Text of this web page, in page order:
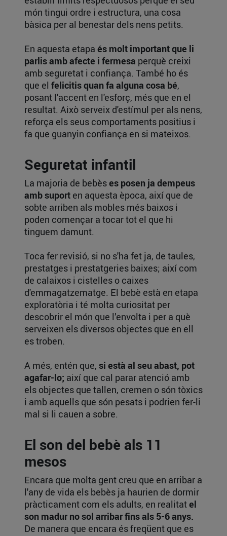
món tingui ordre i estructura, una cosa
bàsica per al benestar dels nens petits.
En aquesta etapa és molt important que li
parlis amb afecte i fermesa perquè creixi
amb seguretat i confiança. També ho és
que el felicitis quan fa alguna cosa bé,
posant l'accent en l'esforç, més que en el
resultat. Això serveix d'estímul per als nens,
reforça els seus comportaments positius i
fa que guanyin confiança en si mateixos.
Seguretat infantil
La majoria de bebèses posen ja dempeus
amb suport en aquesta època, així que de
sobte arriben als mobles més baixos i
poden començar a tocar tot el que hi
tinguem damunt.
Toca fer revisió, si no s'ha fet ja, de taules,
prestatges i prestatgeries baixes; així com
de calaixos i cistelles o caixes
d'emmagatzematge. El bebè està en etapa
exploratòria i té molta curiositat per
descobrir el món que l’envolta i per a què
serveixen els diversos objectes que en ell
es troben.
A més, entén que, si està al seu abast, pot
agafar-lo; així que cal parar atenció amb
els objectes que tallen, cremen o són tòxics
i amb aquells que són pesats i podrien fer-li
mal si li cauen a sobre.
El son del bebè als 11
mesos
Encara que molta gent creu que en arribar a
l'any de vida els bebès ja haurien de dormir
pràcticament com els adults, en realitatel
son madur no sol arribar fins als 5-6 anys.
De manera que encara és freqüent que es